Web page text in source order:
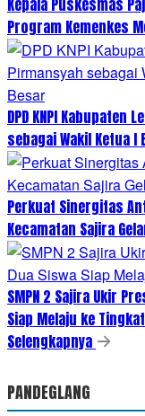
Program Kemenkes
DPD KNPI Kabupaten
sebagai Wakil Ketua I
Perkuat Sinergitas
Kecamatan Sajira
SMPN 2 Sajira Ukir
Siap Melaju ke
Selengkapnya
PANDEGLANG